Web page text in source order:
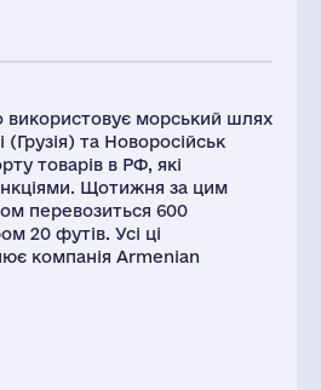
використовує морський шлях
та Новоросійськ
товарів в РФ, які
Щотижня за цим
перевозиться 600
20 футів. Усі ці
компанія Armenian